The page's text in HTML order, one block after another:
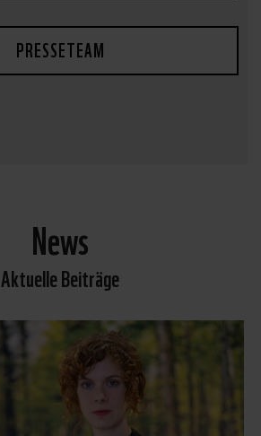
PRESSETEAM
News
Aktuelle Beiträge